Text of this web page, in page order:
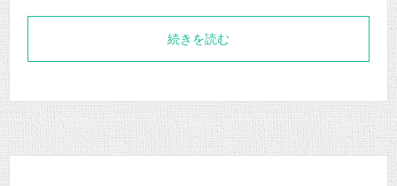
続きを読む